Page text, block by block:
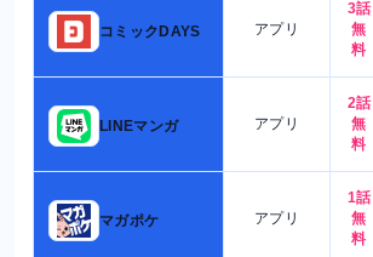
コミックDAYS アプリ
3話
無
料
LINEマンガ アプリ
2話
無
料
マガポケ アプリ
1話
無
料